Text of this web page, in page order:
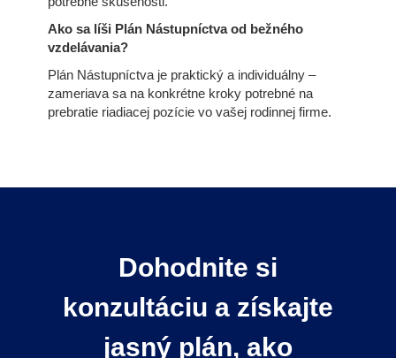
Ako sa líši Plán Nástupníctva od bežného
vzdelávania?
Plán Nástupníctva je praktický a individuálny –
zameriava sa na konkrétne kroky potrebné na
prebratie riadiacej pozície vo vašej rodinnej firme.
Dohodnite si
konzultáciu a získajte
jasný plán, ako